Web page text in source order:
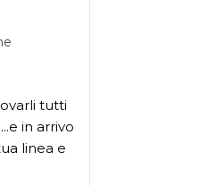
tutti
in arrivo
linea e